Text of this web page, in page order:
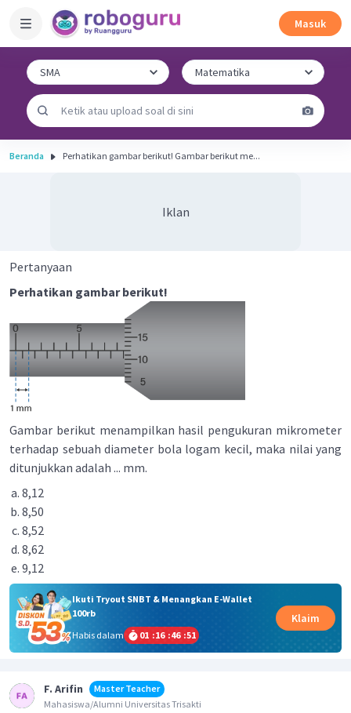
Masuk
Beranda Perhatikan gambar berikut! Gambar berikut me...
Iklan
Pertanyaan
Perhatikan gambar berikut!
Gambar berikut menampilkan hasil pengukuran mikrometer
terhadap sebuah diameter bola logam kecil, maka nilai yang
ditunjukkan adalah ... mm.
8,12
8,50
8,52
8,62
9,12
Ikuti Tryout SNBT & Menangkan E-Wallet
100rb
Habis dalam
01 :16 :46 :51
Klaim
F. Arifin
Master Teacher
Mahasiswa/Alumni Universitas Trisakti